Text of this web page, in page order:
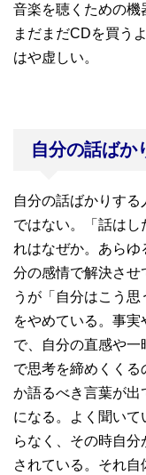
音楽を聴くための機
まだまだCDを買う
はや虚しい。
自分の話ばか
自分の話ばかりす
ではない。「話は
れはなぜか。あらゆ
分の感情で解決させ
うが「自分はこう
をやめている。事
で、自分の直感や一
で思考を締めくくる
か語るべき言葉が出
になる。よく聞い
らなく、その時自
されている。それ